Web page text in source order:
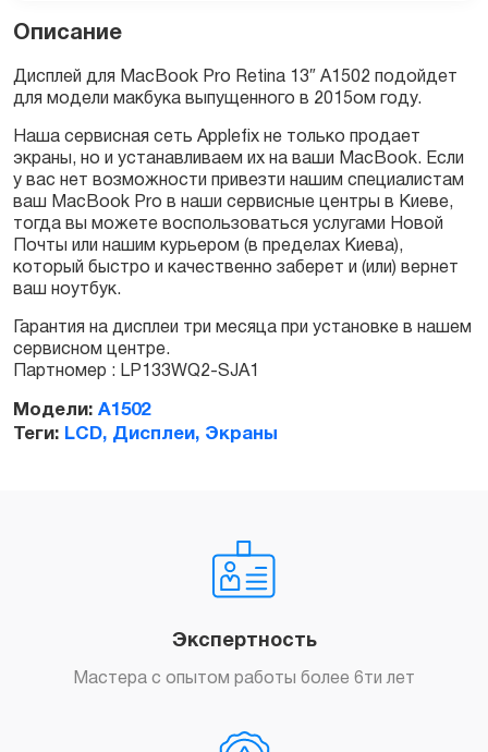
Описание
Дисплей для MacBook Pro Retina 13″ A1502 подойдет
для модели макбука выпущенного в 2015ом году.
Наша сервисная сеть Applefix не только продает
экраны, но и устанавливаем их на ваши MacBook. Если
у вас нет возможности привезти нашим специалистам
ваш MacBook Pro в наши сервисные центры в Киеве,
тогда вы можете воспользоваться услугами Новой
Почты или нашим курьером (в пределах Киева),
который быстро и качественно заберет и (или) вернет
ваш ноутбук.
Гарантия на дисплеи три месяца при установке в нашем
сервисном центре.
Партномер : LP133WQ2-SJA1
Модели: A1502
Теги: LCD, Дисплеи, Экраны
Экспертность
Мастера с опытом работы более 6ти лет